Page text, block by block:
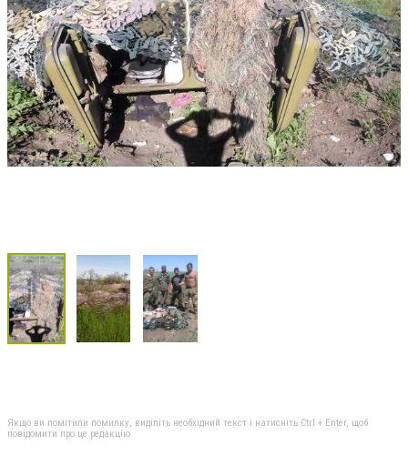
Якщо ви помітили помилку, виділіть необхідний текст і натисніть Ctrl + Enter, щоб
повідомити про це редакцію